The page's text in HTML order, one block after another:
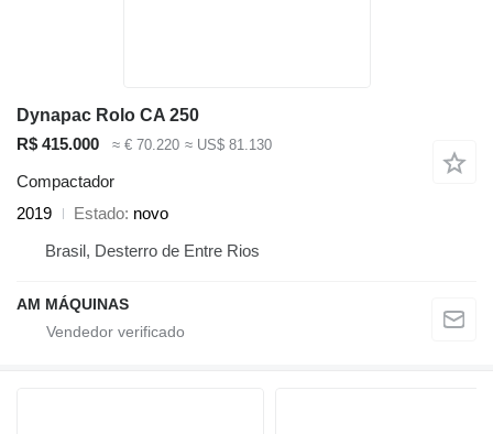
Dynapac Rolo CA 250
R$ 415.000
≈ € 70.220 ≈ US$ 81.130
Compactador
2019
Estado novo
Brasil, Desterro de Entre Rios
AM MÁQUINAS